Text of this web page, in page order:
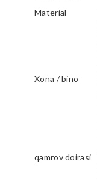
Material
Xona / bino
qamrov doirasi